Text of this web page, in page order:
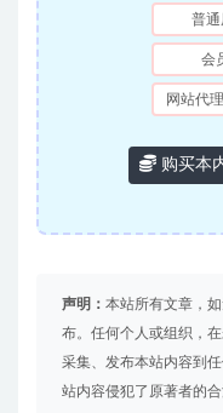
普通
会
网站代
购买本
声明： 本站所有文章，
布。任何个人或组织，
采集、发布本站内容到
站内容侵犯了原著者的